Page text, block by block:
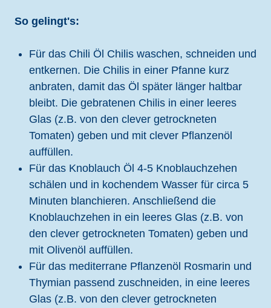
So gelingt's:
Für das Chili Öl Chilis waschen, schneiden und
entkernen. Die Chilis in einer Pfanne kurz
anbraten, damit das Öl später länger haltbar
bleibt. Die gebratenen Chilis in einer leeres
Glas (z.B. von den clever getrockneten
Tomaten) geben und mit clever Pflanzenöl
auffüllen.
Für das Knoblauch Öl 4-5 Knoblauchzehen
schälen und in kochendem Wasser für circa 5
Minuten blanchieren. Anschließend die
Knoblauchzehen in ein leeres Glas (z.B. von
den clever getrockneten Tomaten) geben und
mit Olivenöl auffüllen.
Für das mediterrane Pflanzenöl Rosmarin und
Thymian passend zuschneiden, in eine leeres
Glas (z.B. von den clever getrockneten